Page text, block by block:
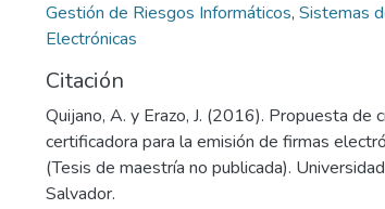
Gestión de Riesgos Informáticos, Sistemas
Electrónicas
Citación
Quijano, A. y Erazo, J. (2016). Propuesta de
certificadora para la emisión de firmas
(Tesis de maestría no publicada).
Salvador.